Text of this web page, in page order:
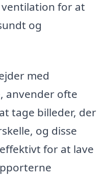
for at
og
med
anvender ofte
tage billeder, der
og disse
for at lave